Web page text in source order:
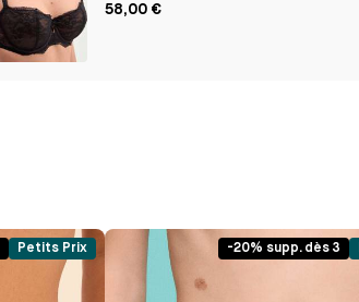
58,00 €
Petits Prix -20% supp. dès 3